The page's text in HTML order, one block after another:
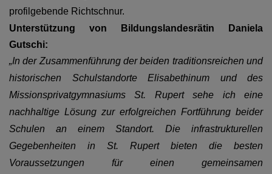
profilgebende Richtschnur.
Unterstützung von Bildungslandesrätin Daniela
Gutschi:
„In der Zusammenführung der beiden traditionsreichen und
historischen Schulstandorte Elisabethinum und des
Missionsprivatgymnasiums St. Rupert sehe ich eine
nachhaltige Lösung zur erfolgreichen Fortführung beider
Schulen an einem Standort. Die infrastrukturellen
Gegebenheiten in St. Rupert bieten die besten
Voraussetzungen für einen gemeinsamen